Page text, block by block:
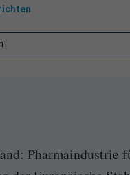
Pharmaindustrie